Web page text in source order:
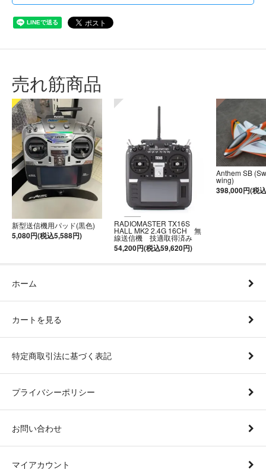
売れ筋商品
新型送信機用パッド(黒色)
5,080円(税込5,588円)
RADIOMASTER TX16S
HALL MK2 2.4G 16CH 無
線送信機 技適取得済み
54,200円(税込59,620円)
Anthem SB
wing)
398,000円(税
ホーム
カートを見る
特定商取引法に基づく表記
プライバシーポリシー
お問い合わせ
マイアカウント